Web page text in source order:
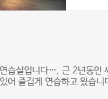
습실입니다…. 근 2년동안
어 즐겁게 연습하고 왔습